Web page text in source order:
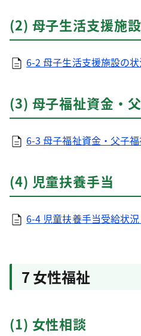
(2) 母子生活支援施設
6-2 母子生活支援施設の状
(3) 母子福祉資金・
6-3 母子福祉資金・父子福
(4) 児童扶養手当
6-4 児童扶養手当受給状況
7 女性福祉
(1) 女性相談